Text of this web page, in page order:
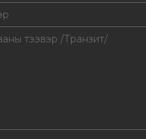
тээвэр /Транзит/